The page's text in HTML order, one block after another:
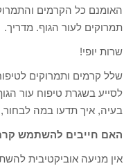
האומנם כל הקרמים
תמרוקים לעור הגוף. מדריך.
שרות יופי!
שלל קרמים ותמרוקים
לסייע בשגרת טיפוח עור
בעיה, איך תדעו במה
האם חייבים להשתמש קרם
אין מניעה אוביקטיבית